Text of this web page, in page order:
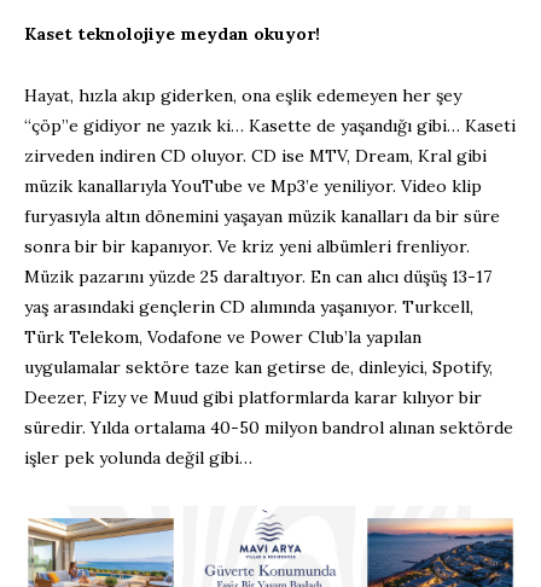
Kaset teknolojiye meydan okuyor!
Hayat, hızla akıp giderken, ona eşlik edemeyen her şey
“çöp”e gidiyor ne yazık ki… Kasette de yaşandığı gibi… Kaseti
zirveden indiren CD oluyor. CD ise MTV, Dream, Kral gibi
müzik kanallarıyla YouTube ve Mp3’e yeniliyor. Video klip
furyasıyla altın dönemini yaşayan müzik kanalları da bir süre
sonra bir bir kapanıyor. Ve kriz yeni albümleri frenliyor.
Müzik pazarını yüzde 25 daraltıyor. En can alıcı düşüş 13-17
yaş arasındaki gençlerin CD alımında yaşanıyor. Turkcell,
Türk Telekom, Vodafone ve Power Club’la yapılan
uygulamalar sektöre taze kan getirse de, dinleyici, Spotify,
Deezer, Fizy ve Muud gibi platformlarda karar kılıyor bir
süredir. Yılda ortalama 40-50 milyon bandrol alınan sektörde
işler pek yolunda değil gibi…